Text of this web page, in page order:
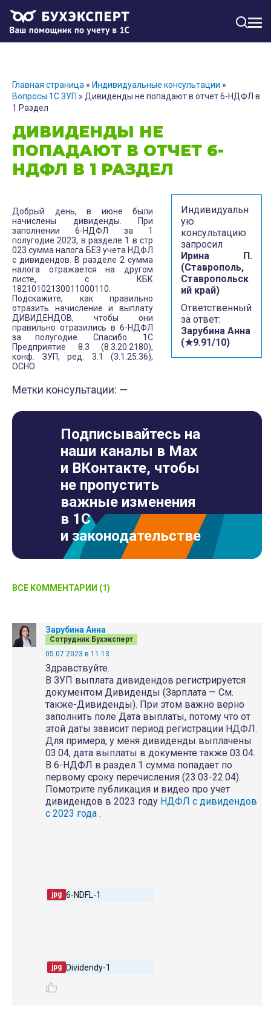
Главная страница » Индивидуальные консультации »
Вопросы 1С ЗУП » Дивиденды не попадают в отчет 6-НДФЛ в
1 Раздел
ДИВИДЕНДЫ НЕ
ПОПАДАЮТ В ОТЧЕТ 6-
НДФЛ В 1 РАЗДЕЛ
Индивидуальн
ую
консультацию
запросил
Ирина П.
(Ставрополь,
Ставропольск
ий край)
Ответственный
за ответ:
Зарубина Анна
(★9.91/10)
Добрый день, в июне были
начислены дивиденды. При
заполнении 6-НДФЛ за 1
полугодие 2023, в разделе 1 в стр
023 сумма налога БЕЗ учета НДФЛ
с дивидендов. В разделе 2 сумма
налога отражается на другом
листе, с КБК
18210102130011000110.
Подскажите, как правильно
отразить начисление и выплату
ДИВИДЕНДОВ, чтобы они
правильно отразились в 6-НДФЛ
за полугодие. Спасибо. 1С
Предприятие 8.3 (8.3.20.2180),
конф. ЗУП, ред. 3.1 (3.1.25.36),
ОСНО.
Метки консультации: —
Подписывайтесь на
наши каналы в Max
и ВКонтакте, чтобы
не пропустить
важные изменения
в 1С
и законодательстве
ВСЕ КОММЕНТАРИИ (1)
Зарубина Анна
Сотрудник Бухэксперт
05.07.2023 в 11:13
Здравствуйте.
В ЗУП выплата дивидендов регистрируется
документом Дивиденды (Зарплата — См.
также-Дивиденды). При этом важно верно
заполнить поле Дата выплаты, потому что от
этой даты зависит период регистрации НДФЛ.
Для примера, у меня дивиденды выплачены
03.04, дата выплаты в документе также 03.04.
В 6-НДФЛ в раздел 1 сумма попадает по
первому сроку перечисления (23.03-22.04).
Помотрите публикация и видео про учет
дивидендов в 2023 году НДФЛ с дивидендов
с 2023 года .
jpg 6-NDFL-1
jpg Dividendy-1